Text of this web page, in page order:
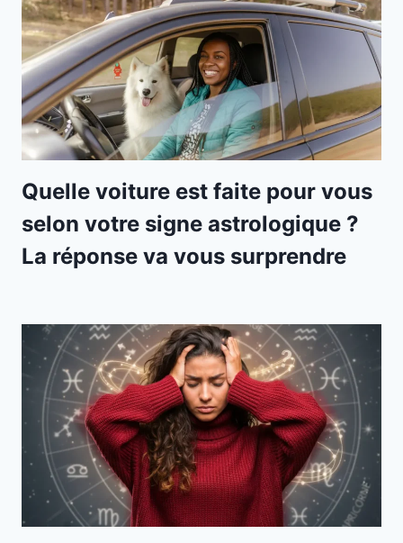
Quelle voiture est faite pour vous
selon votre signe astrologique ?
La réponse va vous surprendre